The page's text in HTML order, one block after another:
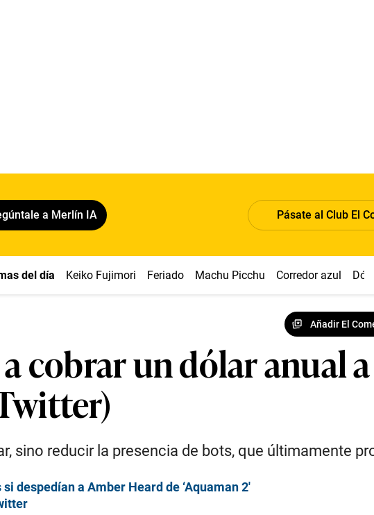
a Merlín IA Pásate al Club El
del día Keiko Fujimori Feriado Machu Picchu Corredor azul Dólar
Añadir El
cobrar un dólar anual
sino reducir la presencia de bots, que últimamente
despedían a Amber Heard de ‘Aquaman 2′